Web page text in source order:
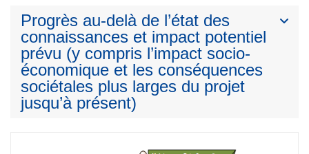
Progrès au-delà de l’état des
connaissances et impact potentiel
prévu (y compris l’impact socio-
économique et les conséquences
sociétales plus larges du projet
jusqu’à présent)